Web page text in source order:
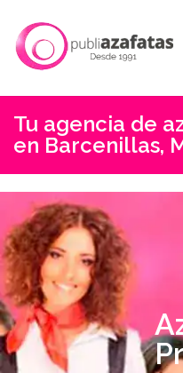
Tu agencia de
en Barcenillas,